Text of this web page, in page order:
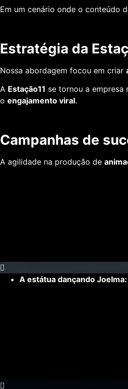
Em um cenário onde o conteúdo
Estratégia da
Nossa abordagem focou em criar
A Estação11 se tornou a empresa
o engajamento viral.
Campanhas de
A agilidade na produção de
A estátua dançando Joelma: